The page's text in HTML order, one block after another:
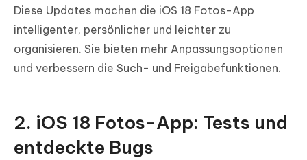
Diese Updates machen die iOS 18 Fotos-App
intelligenter, persönlicher und leichter zu
organisieren. Sie bieten mehr Anpassungsoptionen
und verbessern die Such- und Freigabefunktionen.
2. iOS 18 Fotos-App: Tests und
entdeckte Bugs